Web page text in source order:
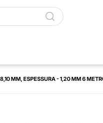
MM, ESPESSURA - 1,20 MM 6